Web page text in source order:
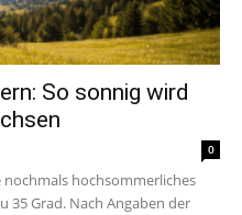
So sonnig wird
0
hochsommerliches
35 Grad. Nach Angaben der